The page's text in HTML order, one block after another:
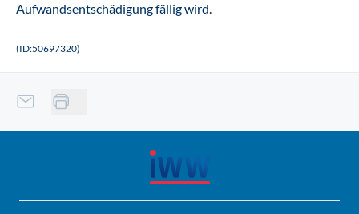
Aufwandsentschädigung fällig wird.
(ID:50697320)